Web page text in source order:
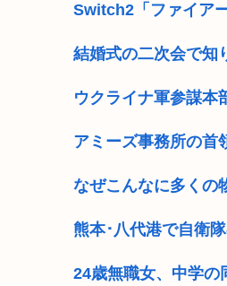
Switch2「ファイア
結婚式の二次会で知
ウクライナ軍参謀本
アミーズ事務所の首
なぜこんなに多くの
熊本･八代港で自衛
24歳無職女、中学